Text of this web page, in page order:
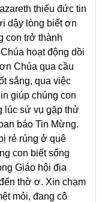
thiếu đức tin
dậy lòng biết ơn
con trở thành
hoạt động dồi
Chúa qua cầu
sắng, qua việc
giúp chúng con
lúc sứ vụ gặp thử
báo Tin Mừng.
rẻ rúng ở quê
con biết sống
Giáo hội địa
thờ ơ. Xin chạm
mỏi, đang cô